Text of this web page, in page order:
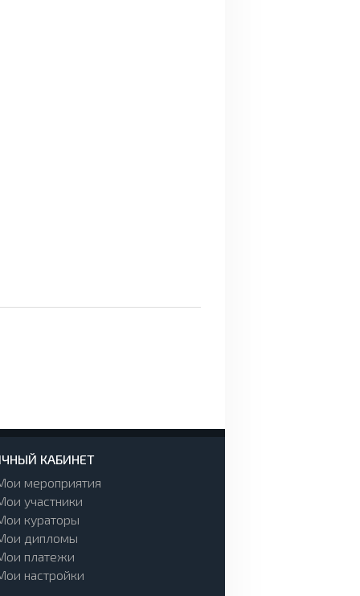
КАБИНЕТ
мероприятия
участники
кураторы
дипломы
платежи
настройки